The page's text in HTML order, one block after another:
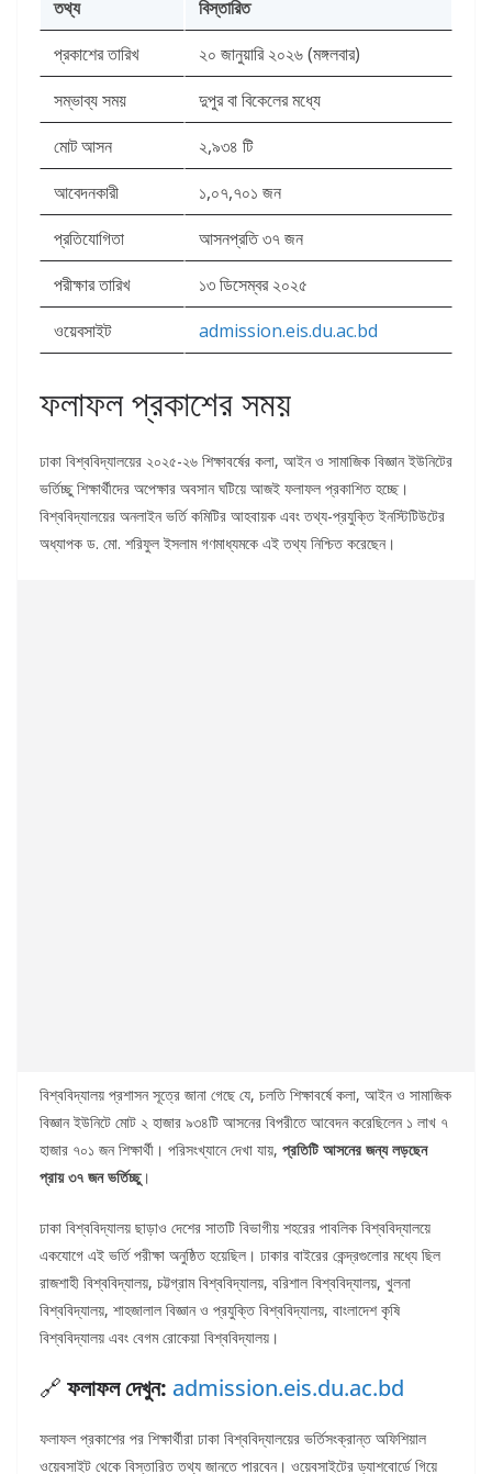
তথ্য
বিস্তারিত
প্রকাশের তারিখ
২০ জানুয়ারি ২০২৬ (মঙ্গলবার)
সম্ভাব্য সময়
দুপুর বা বিকেলের মধ্যে
মোট আসন
২,৯৩৪ টি
আবেদনকারী
১,০৭,৭০১ জন
প্রতিযোগিতা
আসনপ্রতি ৩৭ জন
পরীক্ষার তারিখ
১৩ ডিসেম্বর ২০২৫
ওয়েবসাইট
admission.eis.du.ac.bd
ফলাফল প্রকাশের সময়
ঢাকা বিশ্ববিদ্যালয়ের ২০২৫-২৬ শিক্ষাবর্ষের কলা, আইন ও সামাজিক বিজ্ঞান ইউনিটের
ভর্তিচ্ছু শিক্ষার্থীদের অপেক্ষার অবসান ঘটিয়ে আজই ফলাফল প্রকাশিত হচ্ছে।
বিশ্ববিদ্যালয়ের অনলাইন ভর্তি কমিটির আহবায়ক এবং তথ্য-প্রযুক্তি ইনস্টিটিউটের
অধ্যাপক ড. মো. শরিফুল ইসলাম গণমাধ্যমকে এই তথ্য নিশ্চিত করেছেন।
বিশ্ববিদ্যালয় প্রশাসন সূত্রে জানা গেছে যে, চলতি শিক্ষাবর্ষে কলা, আইন ও সামাজিক
বিজ্ঞান ইউনিটে মোট ২ হাজার ৯৩৪টি আসনের বিপরীতে আবেদন করেছিলেন ১ লাখ ৭
হাজার ৭০১ জন শিক্ষার্থী। পরিসংখ্যানে দেখা যায়, প্রতিটি আসনের জন্য লড়ছেন
প্রায় ৩৭ জন ভর্তিচ্ছু।
ঢাকা বিশ্ববিদ্যালয় ছাড়াও দেশের সাতটি বিভাগীয় শহরের পাবলিক বিশ্ববিদ্যালয়ে
একযোগে এই ভর্তি পরীক্ষা অনুষ্ঠিত হয়েছিল। ঢাকার বাইরের কেন্দ্রগুলোর মধ্যে ছিল
রাজশাহী বিশ্ববিদ্যালয়, চট্টগ্রাম বিশ্ববিদ্যালয়, বরিশাল বিশ্ববিদ্যালয়, খুলনা
বিশ্ববিদ্যালয়, শাহজালাল বিজ্ঞান ও প্রযুক্তি বিশ্ববিদ্যালয়, বাংলাদেশ কৃষি
বিশ্ববিদ্যালয় এবং বেগম রোকেয়া বিশ্ববিদ্যালয়।
🔗 ফলাফল দেখুন: admission.eis.du.ac.bd
ফলাফল প্রকাশের পর শিক্ষার্থীরা ঢাকা বিশ্ববিদ্যালয়ের ভর্তিসংক্রান্ত অফিশিয়াল
ওয়েবসাইট থেকে বিস্তারিত তথ্য জানতে পারবেন। ওয়েবসাইটের ড্যাশবোর্ডে গিয়ে